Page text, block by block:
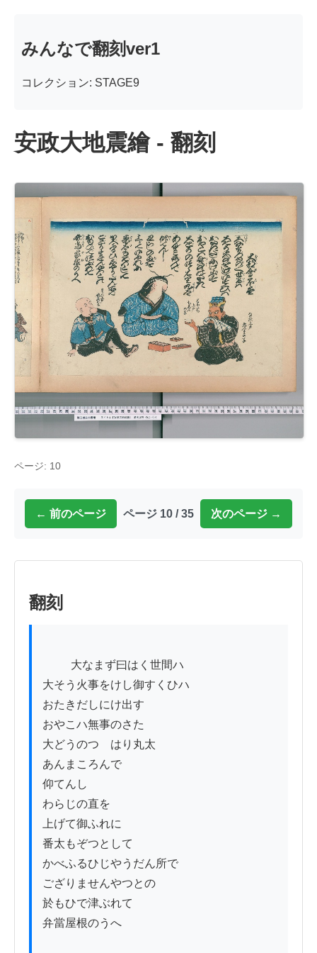
みんなで翻刻ver1
コレクション: STAGE9
安政大地震繪 - 翻刻
ページ: 10
← 前のページ ページ 10 / 35 次のページ →
翻刻
大そう火事をけし御すくひハ
おたきだしにけ出す
おやこハ無事のさた
大どうのつゝはり丸太
あんまころんで
仰てんし
わらじの直を
上げて御ふれに
番太もぞつとして
かべふるひじやうだん所で
ござりませんやつとの
於もひで津ぶれて
弁當屋根のうへ